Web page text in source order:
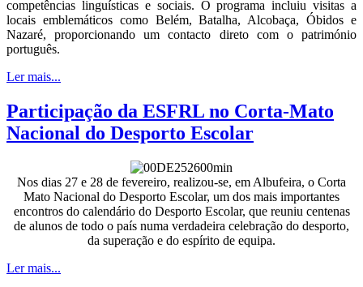
competências linguísticas e sociais. O programa incluiu visitas a
locais emblemáticos como Belém, Batalha, Alcobaça, Óbidos e
Nazaré, proporcionando um contacto direto com o património
português.
Ler mais...
Participação da ESFRL no Corta-Mato
Nacional do Desporto Escolar
Nos dias 27 e 28 de fevereiro, realizou-se, em Albufeira, o Corta
Mato Nacional do Desporto Escolar, um dos mais importantes
encontros do calendário do Desporto Escolar, que reuniu centenas
de alunos de todo o país numa verdadeira celebração do desporto,
da superação e do espírito de equipa.
Ler mais...